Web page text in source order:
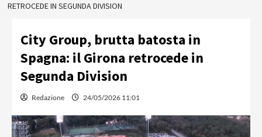
RETROCEDE IN SEGUNDA DIVISION
City Group, brutta batosta in
Spagna: il Girona retrocede in
Segunda Division
Redazione 24/05/2026 11:01